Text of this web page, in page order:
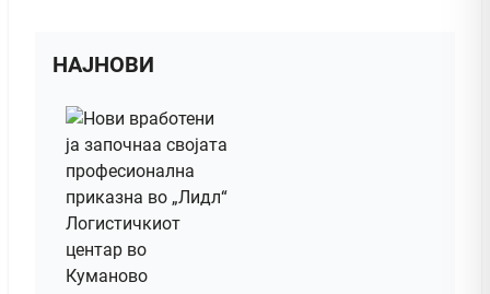
НАЈНОВИ